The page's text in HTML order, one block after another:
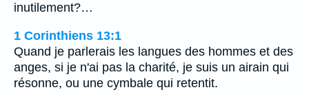
inutilement?…
1 Corinthiens 13:1
Quand je parlerais les langues des hommes et des
anges, si je n'ai pas la charité, je suis un airain qui
résonne, ou une cymbale qui retentit.